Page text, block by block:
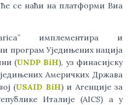
ће се наћи на платформи Виа
имплементира и
програм Уједињених нација
(UNDP BiH), уз финасијску
Америчких Држава
(USAID BiH) и Агенције за
Италије (AICS) а у